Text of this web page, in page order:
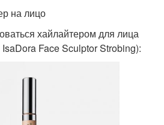
на лицо
хайлайтером для лица
Face Sculptor Strobing):